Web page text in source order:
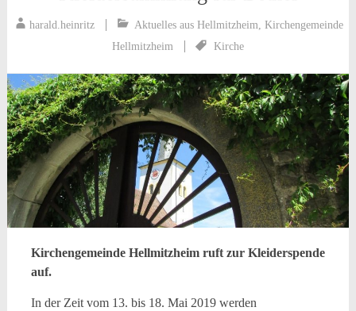
harald.heinritz Aktuelles aus Hellmitzheim,Kirchengemeinde
Hellmitzheim
Kirche
Kirchengemeinde Hellmitzheim ruft zur Kleiderspende
auf.
In der Zeit vom 13. bis 18. Mai 2019 werden